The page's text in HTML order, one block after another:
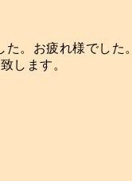
。お疲れ様でした。
します。